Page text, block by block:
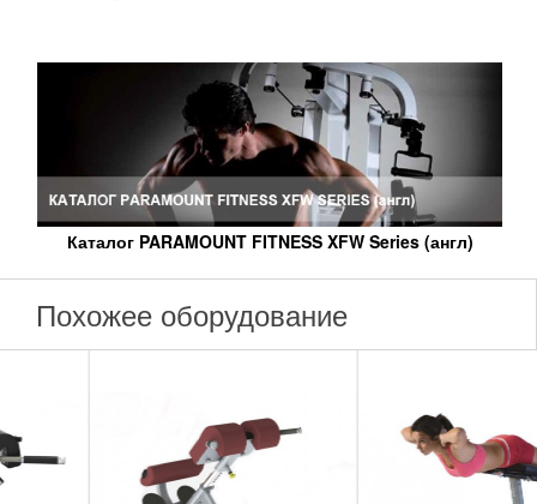
Каталог PARAMOUNT FITNESS XFW Series (англ)
Похожее оборудование